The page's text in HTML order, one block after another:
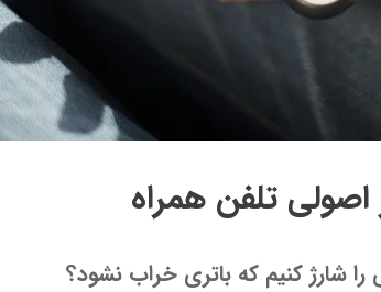
شارژ کنیم که باتری خراب نشود؟